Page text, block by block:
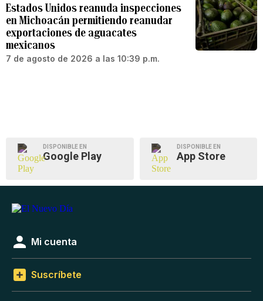
Estados Unidos reanuda inspecciones
en Michoacán permitiendo reanudar
exportaciones de aguacates
mexicanos
7 de agosto de 2026 a las 10:39 p.m.
DISPONIBLE EN
Google Play
DISPONIBLE EN
App Store
Mi cuenta
Suscríbete